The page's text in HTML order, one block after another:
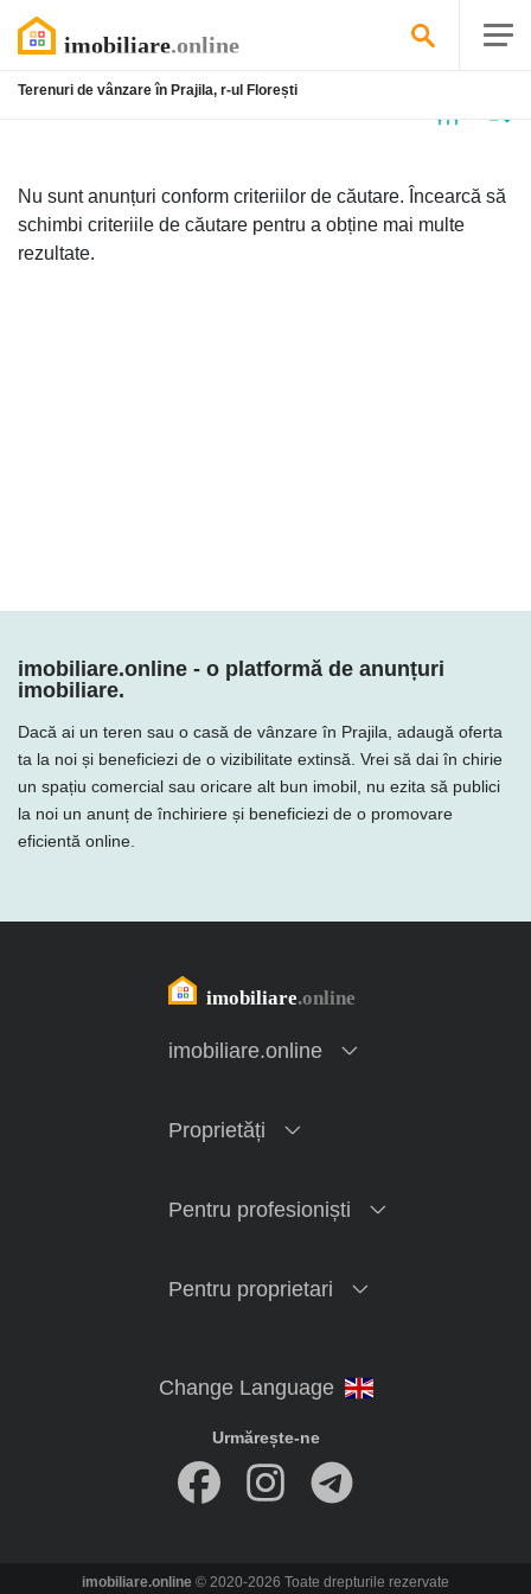
Terenuri de vânzare în Prajila, r-ul Florești
Nu sunt anunțuri conform criteriilor de căutare. Încearcă să
schimbi criteriile de căutare pentru a obține mai multe
rezultate.
imobiliare.online - o platformă de anunțuri
imobiliare.
Dacă ai un teren sau o casă de vânzare în Prajila, adaugă oferta
ta la noi și beneficiezi de o vizibilitate extinsă. Vrei să dai în chirie
un spațiu comercial sau oricare alt bun imobil, nu ezita să publici
la noi un anunț de închiriere și beneficiezi de o promovare
eficientă online.
imobiliare.online
Proprietăți
Pentru profesioniști
Pentru proprietari
Urmărește-ne
imobiliare.online © 2020-2026 Toate drepturile rezervate